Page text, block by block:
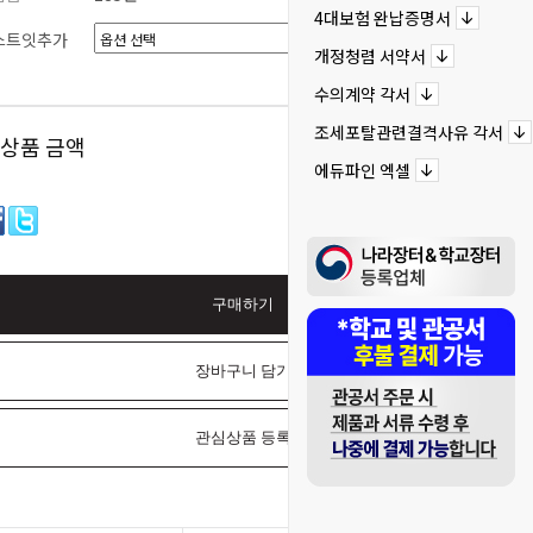
4대보험 완납증명서
개정청렴 서약서
수의계약 각서
조세포탈관련결격사유 각서
에듀파인 엑셀
트잇추가
선택완료
품 금액 0 원
구매하기
장바구니 담기
관심상품 등록